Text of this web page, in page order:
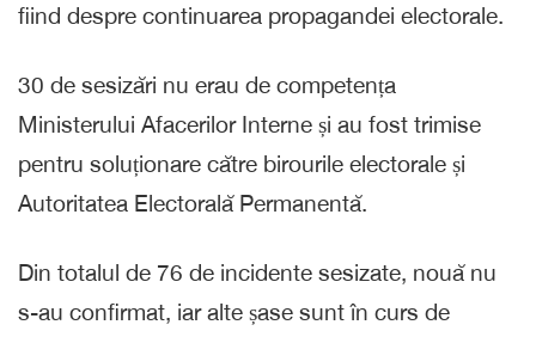
fiind despre continuarea propagandei electorale.
30 de sesizări nu erau de competența
Ministerului Afacerilor Interne și au fost trimise
pentru soluționare către birourile electorale și
Autoritatea Electorală Permanentă.
Din totalul de 76 de incidente sesizate, nouă nu
s-au confirmat, iar alte șase sunt în curs de